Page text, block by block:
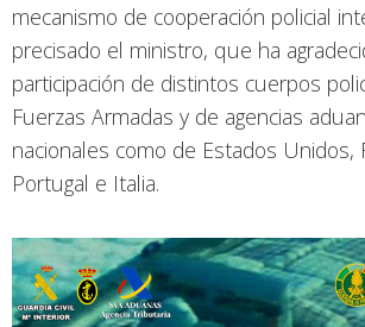
mecanismo de cooperación policial
precisado el ministro, que ha
participación de distintos cuerpos
Fuerzas Armadas y de agencias
nacionales como de Estados Unidos,
Portugal e Italia.